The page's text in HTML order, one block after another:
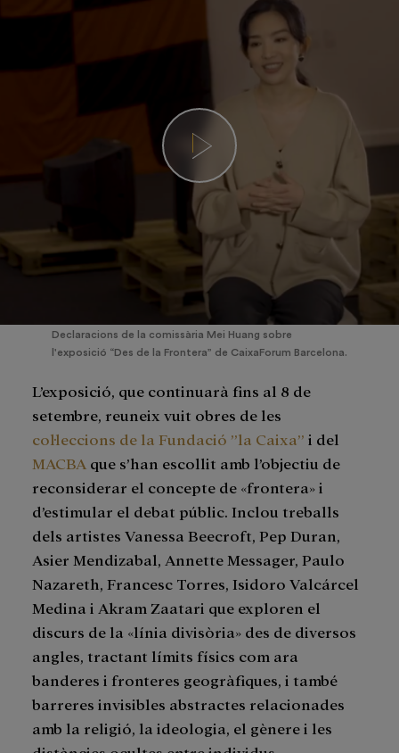
Declaracions de la comissària Mei Huang sobre
l'exposició “Des de la Frontera” de CaixaForum Barcelona.
L’exposició, que continuarà fins al 8 de
setembre, reuneix vuit obres de les
col·leccions de la Fundació ”la Caixa” i del
MACBA que s’han escollit amb l’objectiu de
reconsiderar el concepte de «frontera» i
d’estimular el debat públic. Inclou treballs
dels artistes Vanessa Beecroft, Pep Duran,
Asier Mendizabal, Annette Messager, Paulo
Nazareth, Francesc Torres, Isidoro Valcárcel
Medina i Akram Zaatari que exploren el
discurs de la «línia divisòria» des de diversos
angles, tractant límits físics com ara
banderes i fronteres geogràfiques, i també
barreres invisibles abstractes relacionades
amb la religió, la ideologia, el gènere i les